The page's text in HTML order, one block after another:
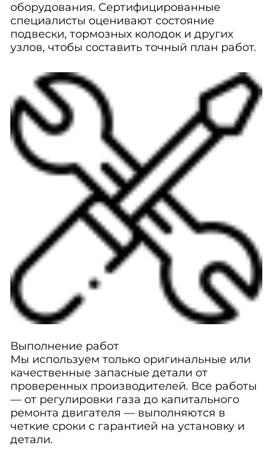
оборудования. Сертифицированные
специалисты оценивают состояние
подвески, тормозных колодок и других
узлов, чтобы составить точный план работ.
Выполнение работ
Мы используем только оригинальные или
качественные запасные детали от
проверенных производителей. Все работы
— от регулировки газа до капитального
ремонта двигателя — выполняются в
четкие сроки с гарантией на установку и
детали.